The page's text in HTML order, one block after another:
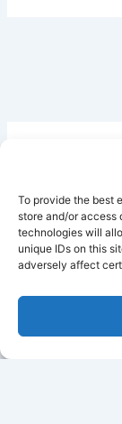
To provide the best
store and/or access
technologies will
unique IDs on this
adversely affect
Pilih Mana:
Berbasis
Rahasia Rekrut